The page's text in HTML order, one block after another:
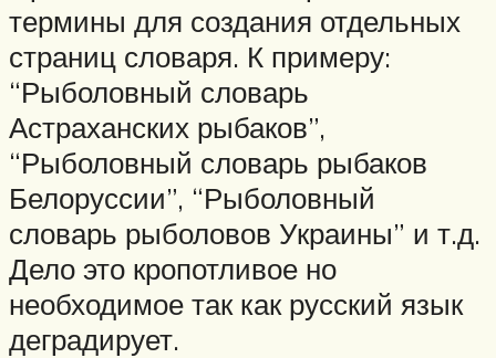
термины для создания отдельных
страниц словаря. К примеру:
“Рыболовный словарь
Астраханских рыбаков”,
“Рыболовный словарь рыбаков
Белоруссии”, “Рыболовный
словарь рыболовов Украины” и т.д.
Дело это кропотливое но
необходимое так как русский язык
деградирует.